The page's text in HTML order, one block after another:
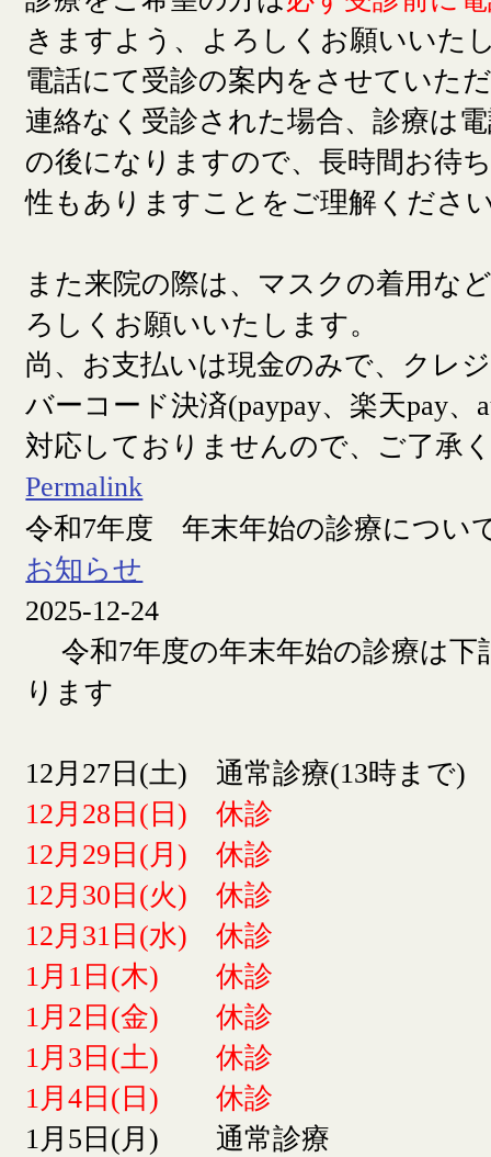
きますよう、よろしくお願いいた
電話にて受診の案内をさせていた
連絡なく受診された場合、診療は
の後になりますので、長時間お待
性もありますことをご理解くださ
また来院の際は、マスクの着用な
ろしくお願いいたします。
尚、お支払いは現金のみで、クレ
バーコード決済(paypay、楽天pay、
対応しておりませんので、ご了承
Permalink
令和7年度 年末年始の診療につい
お知らせ
2025-12-24
令和7年度の年末年始の診療は下
ります
12月27日(土) 通常診療(13時まで)
12月28日(日) 休診
12月29日(月) 休診
12月30日(火) 休診
12月31日(水) 休診
1月1日(木) 休診
1月2日(金) 休診
1月3日(土) 休診
1月4日(日) 休診
1月5日(月) 通常診療